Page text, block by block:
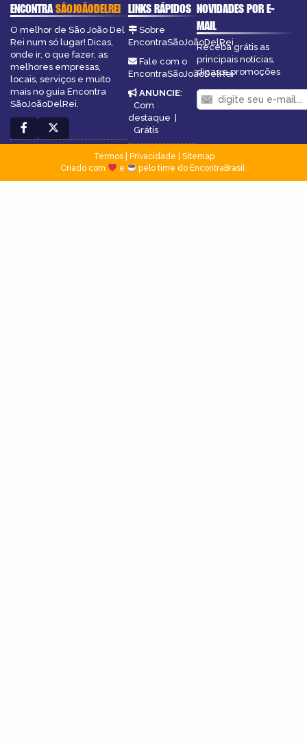
ENCONTRASÃOJOÃODELREI
O melhor de São João Del
Rei num só lugar! Dicas,
onde ir, o que fazer, as
melhores empresas,
locais, serviços e muito
mais no guia Encontra
SãoJoãoDelRei.
LINKS RÁPIDOS
Sobre
EncontraSãoJoãoDelRei
Fale com o
EncontraSãoJoãoDelRei
ANUNCIE:
Com
destaque
Grátis
NOVIDADES POR E-
MAIL
Receba grátis as
principais notícias,
dicas e promoções
Termos| Privacidade
Sitemap
Criado com
e pelo time do EncontraBrasil